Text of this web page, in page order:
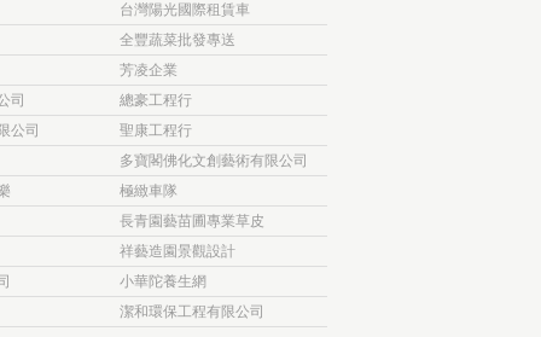
台灣陽光國際租賃車
全豐蔬菜批發專送
芳凌企業
司
總豪工程行
公司
聖康工程行
多寶閣佛化文創藝術有限公司
極緻車隊
長青園藝苗圃專業草皮
祥藝造園景觀設計
小華陀養生網
潔和環保工程有限公司